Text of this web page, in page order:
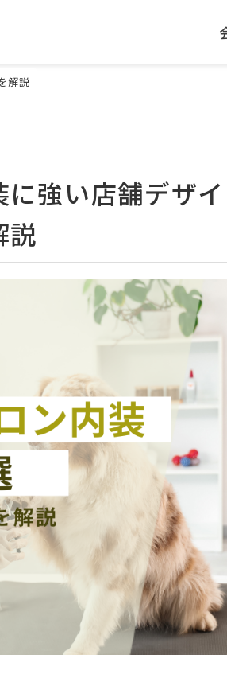
解説
強い店舗デザ
説